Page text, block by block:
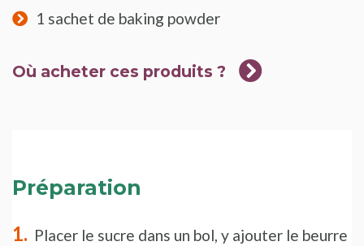
1 sachet de baking powder
Où acheter ces produits ?
Préparation
Placer le sucre dans un bol, y ajouter le beurre